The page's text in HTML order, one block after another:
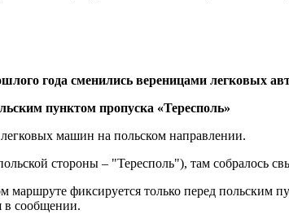
года сменились вереницами легковых
машин на польском направлении.
стороны – "Тересполь"), там собралось
маршруте фиксируется только перед польским
в сообщении.